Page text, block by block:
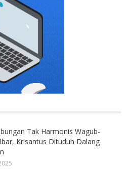
Tak Harmonis Wagub-
Krisantus Dituduh Dalang